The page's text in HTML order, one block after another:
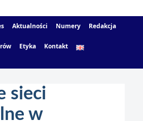
Aktualności Numery Redakcja
Etyka Kontakt
sieci
w